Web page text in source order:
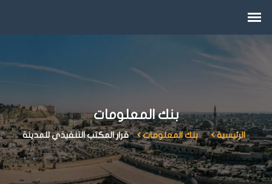
بنك المعلومات
الرئيسية بنك المعلومات قرار المكتب التنفيذي للمدينة